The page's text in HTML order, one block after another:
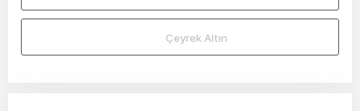
Çeyrek Altın